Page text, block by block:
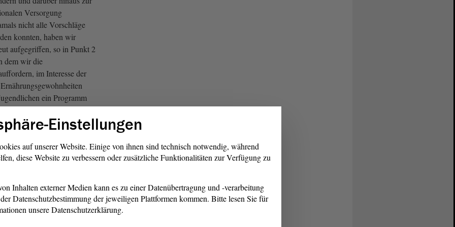
Versorgung
nicht alle Vorschläge
konnten, haben wir
aufgegriffen, so in Punkt 2
dem wir die
im Interesse der
ein Programm
Unterhaltung von
der
vorzulegen. Wie
sicherlich niemandem zu
von CDU, SPD und FDP,
in den kommenden
Einstellungen
auf unserer Website. Einige von ihnen sind technisch notwendig, während
diese Website zu verbessern oder zusätzliche Funktionalitäten zur Verfügung zu
Inhalten externer Medien kann es zu einer Datenübertragung und -verarbeitung
Datenschutzbestimmung der jeweiligen Plattformen kommen. Bitte lesen Sie für
unsere Datenschutzerklärung.